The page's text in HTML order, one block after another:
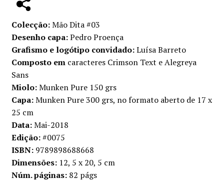
Colecção:Mão Dita #03
Desenho capa:Pedro Proença
Grafismo e logótipo convidado:Luísa Barreto
Composto emcaracteres Crimson Text e Alegreya
Sans
Miolo:Munken Pure 150 grs
Capa:Munken Pure 300 grs, no formato aberto de 17 x
25 cm
Data:Mai-2018
Edição:#0075
ISBN:9789898688668
Dimensões:12, 5 x 20, 5 cm
Núm. páginas:82 págs